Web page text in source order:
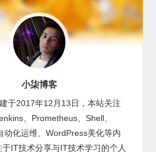
小柒博客
于2017年12月13日，本站关注
、Prometheus、Shell、
动化运维、WordPress美化等内
IT技术分享与IT技术学习的个人